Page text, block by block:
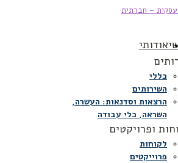
אודותי
כללי
השירותים
הרצאות וסדנאות: העשרה,
השראה, כלי עבודה
ופרויקטים
לקוחות
פרוייקטים